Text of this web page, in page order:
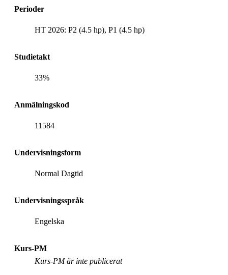
Perioder
HT 2026: P2 (4.5 hp), P1 (4.5 hp)
Studietakt
33%
Anmälningskod
11584
Undervisningsform
Normal Dagtid
Undervisningsspråk
Engelska
Kurs-PM
Kurs-PM är inte publicerat